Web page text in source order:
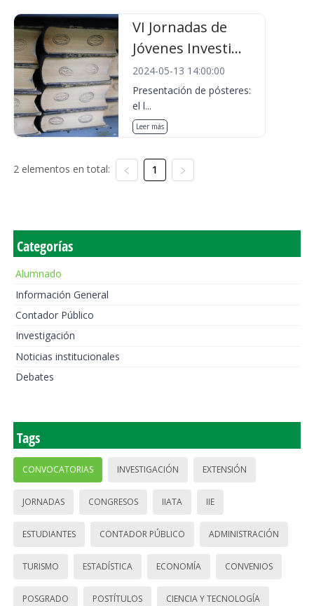
VI Jornadas de
Jóvenes Investi...
2024-05-13 14:00:00
Presentación de pósteres:
el l...
Leer más
2 elementos en total: 1
Categorías
Alumnado
Información General
Contador Público
Investigación
Noticias institucionales
Debates
Tags
CONVOCATORIAS INVESTIGACIÓN EXTENSIÓN
JORNADAS CONGRESOS IIATA IIE
ESTUDIANTES CONTADOR PÚBLICO ADMINISTRACIÓN
TURISMO ESTADÍSTICA ECONOMÍA CONVENIOS
POSGRADO POSTÍTULOS CIENCIA Y TECNOLOGÍA